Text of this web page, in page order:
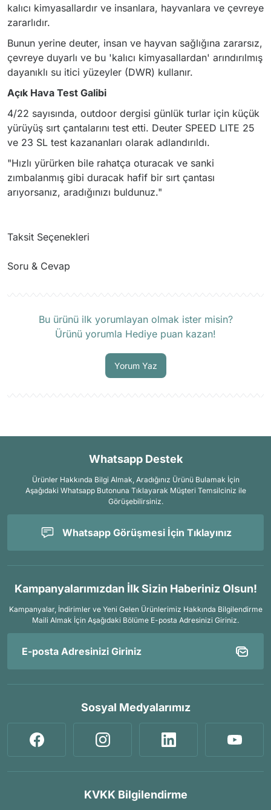
kalıcı kimyasallardır ve insanlara, hayvanlara ve çevreye
zararlıdır.
Bunun yerine deuter, insan ve hayvan sağlığına zararsız,
çevreye duyarlı ve bu 'kalıcı kimyasallardan' arındırılmış
dayanıklı su itici yüzeyler (DWR) kullanır.
Açık Hava Test Galibi
4/22 sayısında, outdoor dergisi günlük turlar için küçük
yürüyüş sırt çantalarını test etti. Deuter SPEED LITE 25
ve 23 SL test kazananları olarak adlandırıldı.
"Hızlı yürürken bile rahatça oturacak ve sanki
zımbalanmış gibi duracak hafif bir sırt çantası
arıyorsanız, aradığınızı buldunuz."
Taksit Seçenekleri
Soru & Cevap
Bu ürünü ilk yorumlayan olmak ister misin?
Ürünü yorumla Hediye puan kazan!
Yorum Yaz
Whatsapp Destek
Ürünler Hakkında Bilgi Almak, Aradığınız Ürünü Bulamak İçin
Aşağıdaki Whatsapp Butonuna Tıklayarak Müşteri Temsilciniz ile
Görüşebilirsiniz.
Whatsapp Görüşmesi İçin Tıklayınız
Kampanyalarımızdan İlk Sizin Haberiniz Olsun!
Kampanyalar, İndirimler ve Yeni Gelen Ürünlerimiz Hakkında Bilgilendirme
Maili Almak İçin Aşağıdaki Bölüme E-posta Adresinizi Giriniz.
Sosyal Medyalarımız
KVKK Bilgilendirme